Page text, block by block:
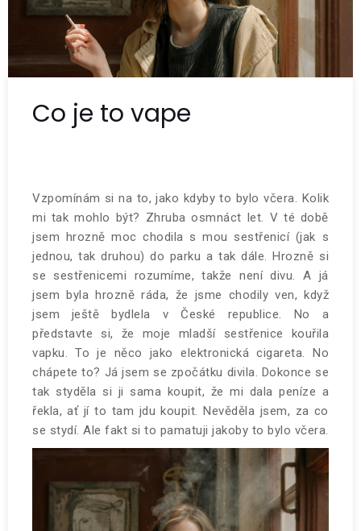
Co je to vape
Vzpomínám si na to, jako kdyby to bylo včera. Kolik
mi tak mohlo být? Zhruba osmnáct let. V té době
jsem hrozně moc chodila s mou sestřenicí (jak s
jednou, tak druhou) do parku a tak dále. Hrozně si
se sestřenicemi rozumíme, takže není divu. A já
jsem byla hrozně ráda, že jsme chodily ven, když
jsem ještě bydlela v České republice. No a
představte si, že moje mladší sestřenice kouřila
vapku. To je něco jako elektronická cigareta. No
chápete to? Já jsem se zpočátku divila. Dokonce se
tak styděla si ji sama koupit, že mi dala peníze a
řekla, ať jí to tam jdu koupit. Nevěděla jsem, za co
se stydí. Ale fakt si to pamatuji jakoby to bylo včera.